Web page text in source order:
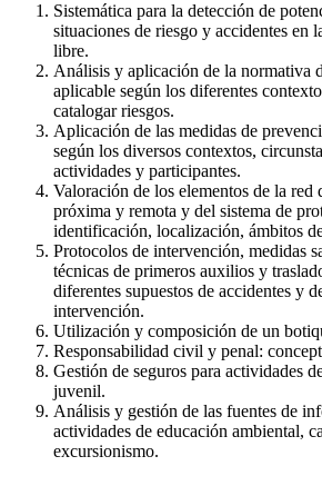
Sistemática para la detección de
situaciones de riesgo y accidentes en
libre.
Análisis y aplicación de la normativa
aplicable según los diferentes
catalogar riesgos.
Aplicación de las medidas de
según los diversos contextos,
actividades y participantes.
Valoración de los elementos de la red
próxima y remota y del sistema de
identificación, localización, ámbitos
Protocolos de intervención, medidas
técnicas de primeros auxilios y
diferentes supuestos de accidentes y
intervención.
Utilización y composición de un
Responsabilidad civil y penal:
Gestión de seguros para actividades
juvenil.
Análisis y gestión de las fuentes de
actividades de educación ambiental,
excursionismo.